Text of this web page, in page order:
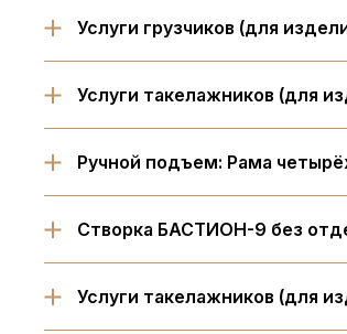
Услуги грузчиков (для
Услуги такелажников (для
Ручной подъем: Рама
Створка БАСТИОН-9 без
Услуги такелажников (для